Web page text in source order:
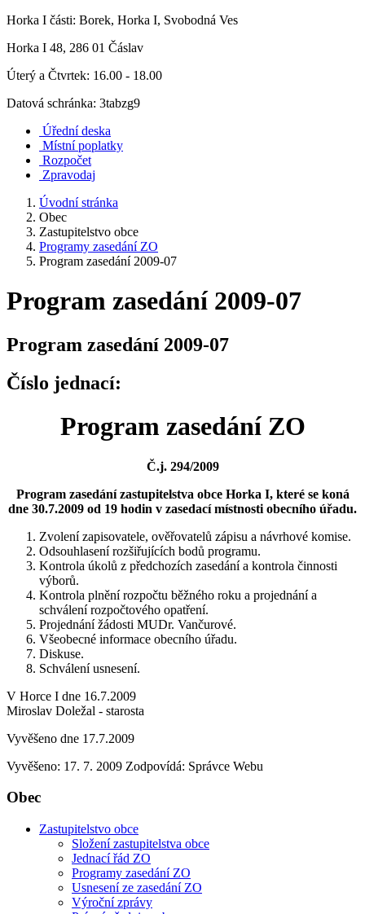
Horka I části: Borek, Horka I, Svobodná Ves
Horka I 48, 286 01 Čáslav
Úterý a Čtvrtek: 16.00 - 18.00
Datová schránka: 3tabzg9
Úřední deska
Místní poplatky
Rozpočet
Zpravodaj
Úvodní stránka
Obec
Zastupitelstvo obce
Programy zasedání ZO
Program zasedání 2009-07
Program zasedání 2009-07
Program zasedání 2009-07
Číslo jednací:
Program zasedání ZO
Č.j. 294/2009
Program zasedání zastupitelstva obce Horka I, které se koná
dne 30.7.2009 od 19 hodin v zasedací místnosti obecního úřadu.
Zvolení zapisovatele, ověřovatelů zápisu a návrhové komise.
Odsouhlasení rozšiřujících bodů programu.
Kontrola úkolů z předchozích zasedání a kontrola činnosti
výborů.
Kontrola plnění rozpočtu běžného roku a projednání a
schválení rozpočtového opatření.
Projednání žádosti MUDr. Vančurové.
Všeobecné informace obecního úřadu.
Diskuse.
Schválení usnesení.
V Horce I dne 16.7.2009
Miroslav Doležal - starosta
Vyvěšeno dne 17.7.2009
Vyvěšeno: 17. 7. 2009 Zodpovídá: Správce Webu
Obec
Zastupitelstvo obce
Složení zastupitelstva obce
Jednací řád ZO
Programy zasedání ZO
Usnesení ze zasedání ZO
Výroční zprávy